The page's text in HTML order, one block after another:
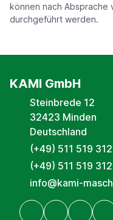
können nach Absprache
durchgeführt werden.
KAMI GmbH
Steinbrede 12
32423 Minden
Deutschland
(+49) 511 519
(+49) 511 519
info@kami-